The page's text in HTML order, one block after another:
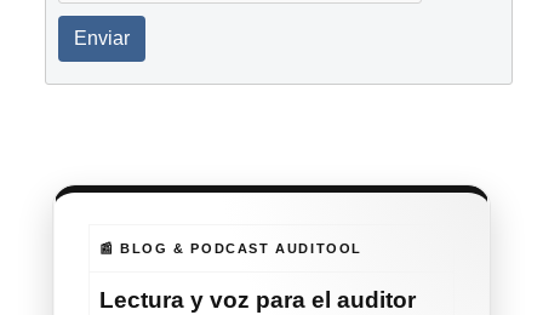
Enviar
📰 BLOG & PODCAST AUDITOOL
Lectura y voz para el auditor